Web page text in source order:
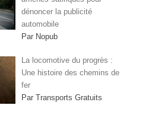
dénoncer la publicité
automobile
Par Nopub
La locomotive du progrès :
Une histoire des chemins de
fer
Par Transports Gratuits